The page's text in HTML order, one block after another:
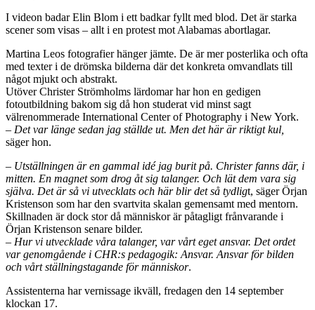
I videon badar Elin Blom i ett badkar fyllt med blod. Det är starka
scener som visas – allt i en protest mot Alabamas abortlagar.
Martina Leos fotografier hänger jämte. De är mer posterlika och ofta
med texter i de drömska bilderna där det konkreta omvandlats till
något mjukt och abstrakt.
Utöver Christer Strömholms lärdomar har hon en gedigen
fotoutbildning bakom sig då hon studerat vid minst sagt
välrenommerade International Center of Photography i New York.
– Det var länge sedan jag ställde ut. Men det här är riktigt kul,
säger hon.
– Utställningen är en gammal idé jag burit på. Christer fanns där, i
mitten. En magnet som drog åt sig talanger. Och lät dem vara sig
själva. Det är så vi utvecklats och här blir det så tydligt, säger Örjan
Kristenson som har den svartvita skalan gemensamt med mentorn.
Skillnaden är dock stor då människor är påtagligt frånvarande i
Örjan Kristenson senare bilder.
– Hur vi utvecklade våra talanger, var vårt eget ansvar. Det ordet
var genomgående i CHR:s pedagogik: Ansvar. Ansvar för bilden
och vårt ställningstagande för människor.
Assistenterna har vernissage ikväll, fredagen den 14 september
klockan 17.